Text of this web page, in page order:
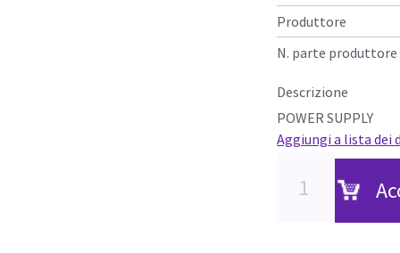
Produttore
N. parte produttore
Descrizione
POWER SUPPLY
Aggiungi a lista dei